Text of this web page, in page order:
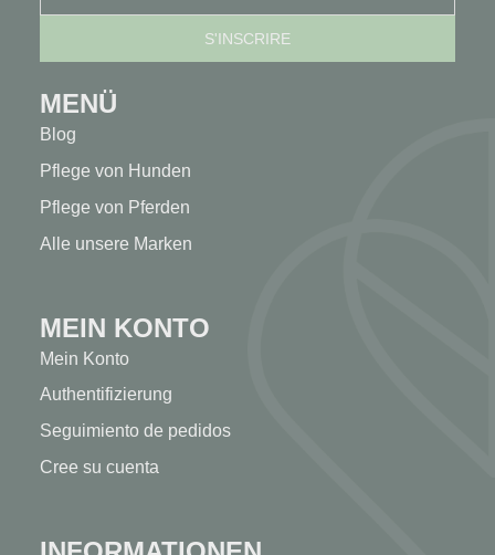
MENÜ
Blog
Pflege von Hunden
Pflege von Pferden
Alle unsere Marken
MEIN KONTO
Mein Konto
Authentifizierung
Seguimiento de pedidos
Cree su cuenta